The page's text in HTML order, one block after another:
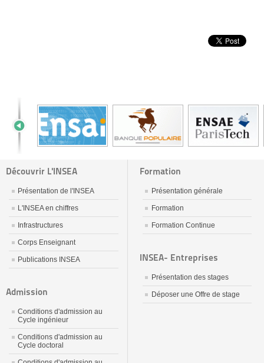
Découvrir L'INSEA
Présentation de l'INSEA
L'INSEA en chiffres
Infrastructures
Corps Enseignant
Publications INSEA
Admission
Conditions d'admission au
Cycle ingénieur
Conditions d'admission au
Cycle doctoral
Formation
Présentation générale
Formation
Formation Continue
INSEA- Entreprises
Présentation des stages
Déposer une Offre de stage